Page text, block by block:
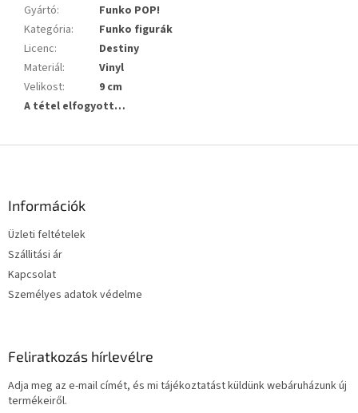
Gyártó:
Funko POP!
Kategória:
Funko figurák
Licenc:
Destiny
Materiál:
Vinyl
Velikost:
9 cm
A tétel elfogyott…
Információk
Üzleti feltételek
Szállitási ár
Kapcsolat
Személyes adatok védelme
Feliratkozás hírlevélre
Adja meg az e-mail címét, és mi tájékoztatást küldünk webáruházunk új
termékeiről.